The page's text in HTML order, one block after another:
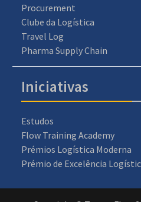
Procurement
Clube da Logística
Travel Log
Pharma Supply Chain
Iniciativas
Estudos
Flow Training Academy
Prémios Logística Moderna
Prémio de Excelência